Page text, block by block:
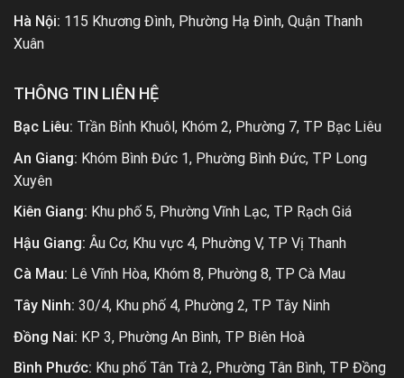
Hà Nội: 115 Khương Đình, Phường Hạ Đình, Quận Thanh
Xuân
THÔNG TIN LIÊN HỆ
Bạc Liêu: Trần Bỉnh Khuôl, Khóm 2, Phường 7, TP Bạc Liêu
An Giang: Khóm Bình Đức 1, Phường Bình Đức, TP Long
Xuyên
Kiên Giang: Khu phố 5, Phường Vĩnh Lạc, TP Rạch Giá
Hậu Giang: Âu Cơ, Khu vực 4, Phường V, TP Vị Thanh
Cà Mau: Lê Vĩnh Hòa, Khóm 8, Phường 8, TP Cà Mau
Tây Ninh: 30/4, Khu phố 4, Phường 2, TP Tây Ninh
Đồng Nai: KP 3, Phường An Bình, TP Biên Hoà
Bình Phước: Khu phố Tân Trà 2, Phường Tân Bình, TP Đồng